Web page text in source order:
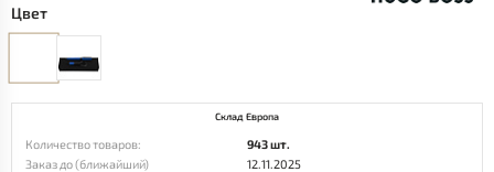
Цвет
Склад Европа
Количество товаров:
943 шт.
Заказ до (ближайший)
12.11.2025